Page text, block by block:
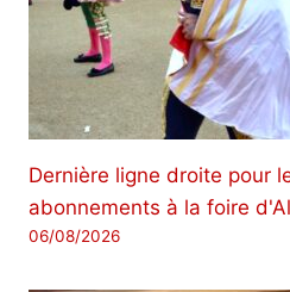
Dernière ligne droite pour
abonnements à la foire
06/08/2026